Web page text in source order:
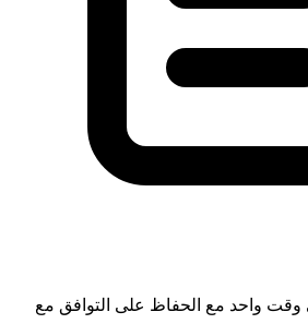
وقت واحد مع الحفاظ على التوافق مع